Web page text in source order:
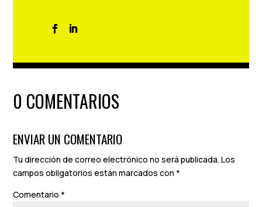
0 COMENTARIOS
ENVIAR UN COMENTARIO
Tu dirección de correo electrónico no será publicada. Los
campos obligatorios están marcados con *
Comentario *